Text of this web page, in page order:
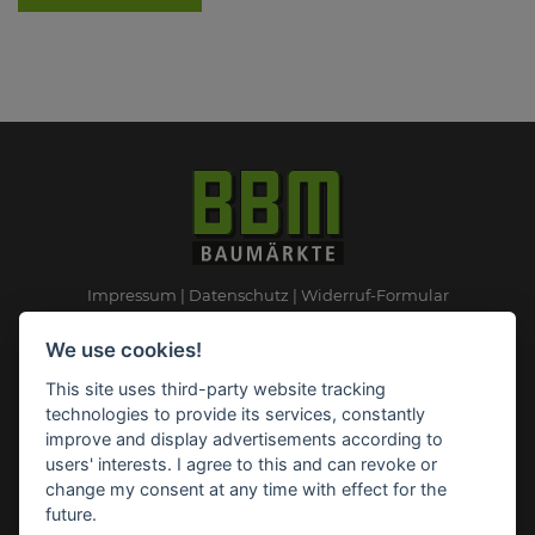
Impressum Datenschutz Widerruf-Formular
BBM Baumarkt Ganderkesee
Rudolf-Diesel-Straße 2
27777 Ganderkesee
Telefon: 04222 94 41 0
We use cookies!
This site uses third-party website tracking
technologies to provide its services, constantly
improve and display advertisements according to
users' interests. I agree to this and can revoke or
change my consent at any time with effect for the
future.